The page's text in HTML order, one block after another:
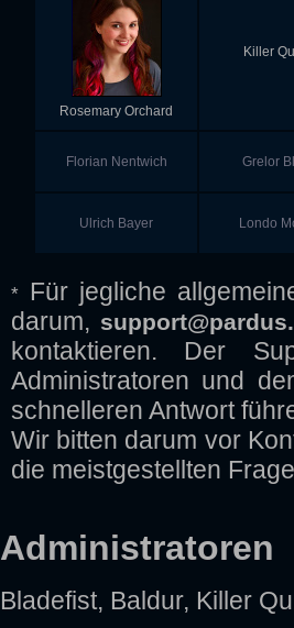
Rosemary Orchard
Killer
Florian Nentwich Grelor
Ulrich Bayer Londo
* Für jegliche
darum,
kontaktieren. Der
Administratoren und
schnelleren Antwort
Wir bitten darum vor
die meistgestellten
Administratoren
Bladefist, Baldur, Killer